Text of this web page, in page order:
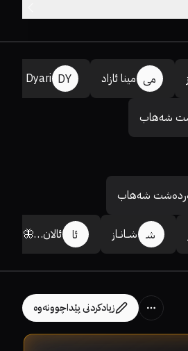
می مینا ئازاد DY
Dyari
شەهاب
شەهاب
شـ شــانــاز ئا ئالان…🦋
زیادکردنی پێداچوونەوە